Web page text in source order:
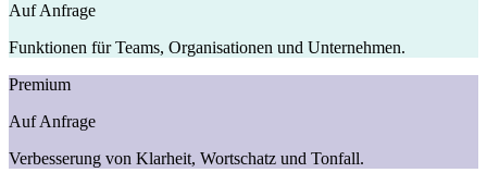
Auf Anfrage
Funktionen für Teams, Organisationen und Unternehmen.
Premium
Auf Anfrage
Verbesserung von Klarheit, Wortschatz und Tonfall.